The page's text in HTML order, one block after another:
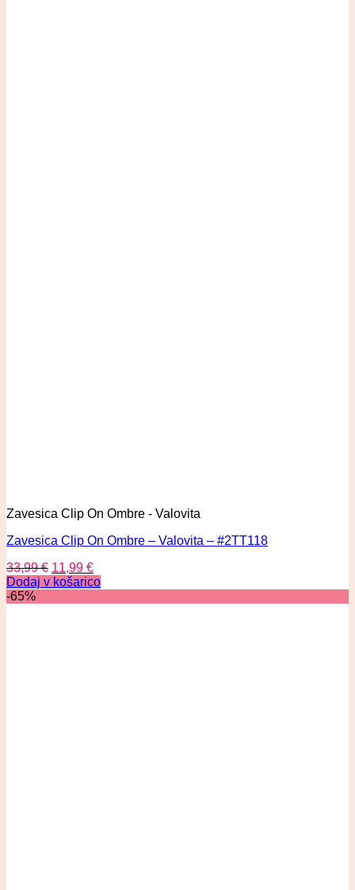
Zavesica Clip On Ombre - Valovita
Zavesica Clip On Ombre – Valovita – #2TT118
33,99€ 11,99 €
Dodaj v košarico
-65%